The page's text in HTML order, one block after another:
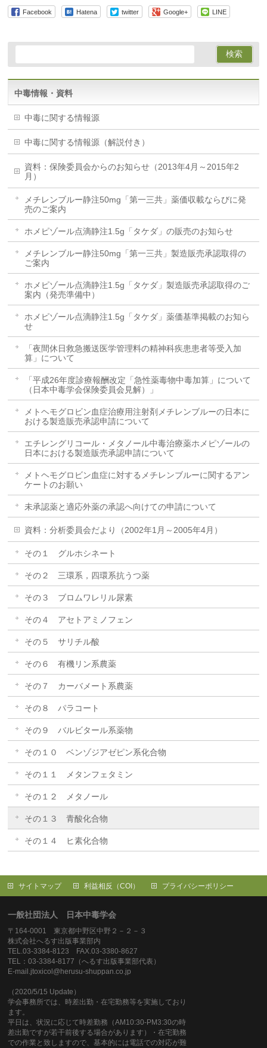
Facebook Hatena twitter Google+ LINE
中毒情報・資料
中毒に関する情報源
中毒に関する情報源（解説付き）
資料：保険委員会からのお知らせ（2013年4月～2015年2
月）
メチレンブルー静注50mg「第一三共」薬価収載ならびに発
売のご案内
ホメピゾール点滴静注1.5g「タケダ」の販売のお知らせ
メチレンブルー静注50mg「第一三共」製造販売承認取得の
ご案内
ホメピゾール点滴静注1.5g「タケダ」製造販売承認取得のご
案内（発売準備中）
ホメピゾール点滴静注1.5g「タケダ」薬価基準掲載のお知ら
せ
「夜間休日救急搬送医学管理料の精神科疾患患者等受入加
算」について
「平成26年度診療報酬改定「急性薬毒物中毒加算」について
（日本中毒学会保険委員会見解）」
メトヘモグロビン血症治療用注射剤メチレンブルーの日本に
おける製造販売承認申請について
エチレングリコール・メタノール中毒治療薬ホメピゾールの
日本における製造販売承認申請について
メトヘモグロビン血症に対するメチレンブルーに関するアン
ケートのお願い
未承認薬と適応外薬の承認へ向けての申請について
資料：分析委員会だより（2002年1月～2005年4月）
その１ グルホシネート
その２ 三環系，四環系抗うつ薬
その３ ブロムワレリル尿素
その４ アセトアミノフェン
その５ サリチル酸
その６ 有機リン系農薬
その７ カーバメート系農薬
その８ パラコート
その９ バルビタール系薬物
その１０ ベンゾジアゼピン系化合物
その１１ メタンフェタミン
その１２ メタノール
その１３ 青酸化合物
その１４ ヒ素化合物
サイトマップ 利益相反（COI） プライバシーポリシー
一般社団法人 日本中毒学会
〒164-0001 東京都中野区中野２－２－３
株式会社へるす出版事業部内
TEL.03-3384-8123 FAX.03-3380-8627
TEL：03-3384-8177（へるす出版事業部代表）
E-mail.jtoxicol@herusu-shuppan.co.jp
（2020/5/15 Update）
学会事務所では、時差出勤・在宅勤務等を実施しており
ます。
平日は、状況に応じて時差勤務（AM10:30-PM3:30の時
差出勤ですが若干前後する場合があります）・在宅勤務
での作業と致しますので、基本的には電話での対応が難